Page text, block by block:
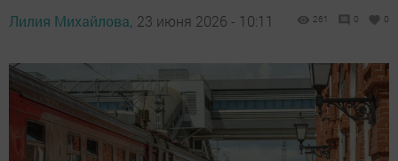
Лилия Михайлова, 23 июня 2026 - 10:11 261 0 0